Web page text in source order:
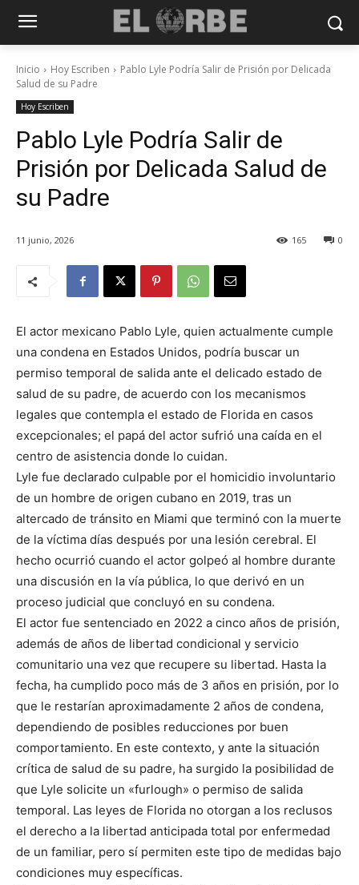
Inicio Hoy Escriben
Pablo Lyle Podría Salir de Prisión por Delicada
Salud de su Padre
Hoy Escriben
Pablo Lyle Podría Salir de
Prisión por Delicada Salud de
su Padre
11 junio, 2026 0
165
El actor mexicano Pablo Lyle, quien actualmente cumple
una condena en Estados Unidos, podría buscar un
permiso temporal de salida ante el delicado estado de
salud de su padre, de acuerdo con los mecanismos
legales que contempla el estado de Florida en casos
excepcionales; el papá del actor sufrió una caída en el
centro de asistencia donde lo cuidan.
Lyle fue declarado culpable por el homicidio involuntario
de un hombre de origen cubano en 2019, tras un
altercado de tránsito en Miami que terminó con la muerte
de la víctima días después por una lesión cerebral. El
hecho ocurrió cuando el actor golpeó al hombre durante
una discusión en la vía pública, lo que derivó en un
proceso judicial que concluyó en su condena.
El actor fue sentenciado en 2022 a cinco años de prisión,
además de años de libertad condicional y servicio
comunitario una vez que recupere su libertad. Hasta la
fecha, ha cumplido poco más de 3 años en prisión, por lo
que le restarían aproximadamente 2 años de condena,
dependiendo de posibles reducciones por buen
comportamiento. En este contexto, y ante la situación
crítica de salud de su padre, ha surgido la posibilidad de
que Lyle solicite un «furlough» o permiso de salida
temporal. Las leyes de Florida no otorgan a los reclusos
el derecho a la libertad anticipada total por enfermedad
de un familiar, pero sí permiten este tipo de medidas bajo
condiciones muy específicas.